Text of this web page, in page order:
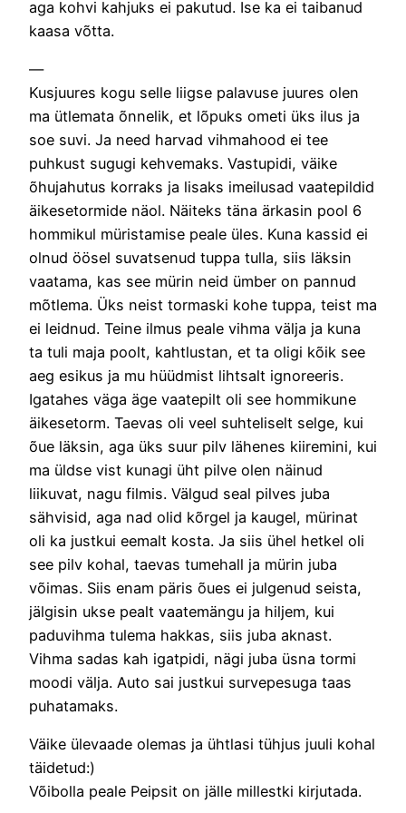
aga kohvi kahjuks ei pakutud. Ise ka ei taibanud
kaasa võtta.
—
Kusjuures kogu selle liigse palavuse juures olen
ma ütlemata õnnelik, et lõpuks ometi üks ilus ja
soe suvi. Ja need harvad vihmahood ei tee
puhkust sugugi kehvemaks. Vastupidi, väike
õhujahutus korraks ja lisaks imeilusad vaatepildid
äikesetormide näol. Näiteks täna ärkasin pool 6
hommikul müristamise peale üles. Kuna kassid ei
olnud öösel suvatsenud tuppa tulla, siis läksin
vaatama, kas see mürin neid ümber on pannud
mõtlema. Üks neist tormaski kohe tuppa, teist ma
ei leidnud. Teine ilmus peale vihma välja ja kuna
ta tuli maja poolt, kahtlustan, et ta oligi kõik see
aeg esikus ja mu hüüdmist lihtsalt ignoreeris.
Igatahes väga äge vaatepilt oli see hommikune
äikesetorm. Taevas oli veel suhteliselt selge, kui
õue läksin, aga üks suur pilv lähenes kiiremini, kui
ma üldse vist kunagi üht pilve olen näinud
liikuvat, nagu filmis. Välgud seal pilves juba
sähvisid, aga nad olid kõrgel ja kaugel, mürinat
oli ka justkui eemalt kosta. Ja siis ühel hetkel oli
see pilv kohal, taevas tumehall ja mürin juba
võimas. Siis enam päris õues ei julgenud seista,
jälgisin ukse pealt vaatemängu ja hiljem, kui
paduvihma tulema hakkas, siis juba aknast.
Vihma sadas kah igatpidi, nägi juba üsna tormi
moodi välja. Auto sai justkui survepesuga taas
puhatamaks.
Väike ülevaade olemas ja ühtlasi tühjus juuli kohal
täidetud:)
Võibolla peale Peipsit on jälle millestki kirjutada.